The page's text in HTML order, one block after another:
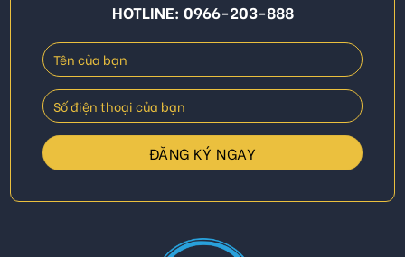
HOTLINE: 0966-203-888